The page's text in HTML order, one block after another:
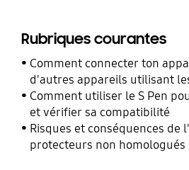
Rubriques courantes
Comment connecter ton
d'autres appareils utilisant
Connectés ?
Comment utiliser le S Pen
et vérifier sa compatibilité
Risques et conséquences
protecteurs non